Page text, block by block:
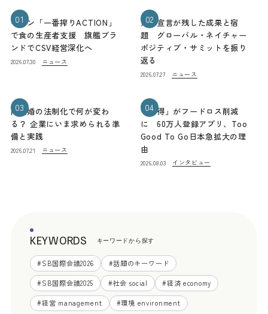
01
キリン「一番搾りACTION」
で食の生産者支援 旗艦ブラ
ンドでCSV経営深化へ
2026.07.30 ニュース
02
熊本宣言が残した成果と宿
題 グローバル・ネイチャー
ポジティブ・サミットを振り
返る
2026.07.27 ニュース
03
同性婚の法制化で何が変わ
る？ 企業にいま求められる準
備と実践
2026.07.21 ニュース
04
「お得」がフードロス削減
に 60万人登録アプリ、Too
Good To Go日本急拡大の理
由
2026.08.03 インタビュー
KEYWORDS キーワードから探す
#SB国際会議2026 #話題のキーワード
#SB国際会議2025 #社会 social #経済 economy
#経営 management #環境 environment